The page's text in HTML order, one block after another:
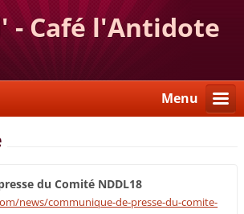
- Café l'Antidote
Menu
du Comité NDDL18
news/communique-de-presse-du-comite-